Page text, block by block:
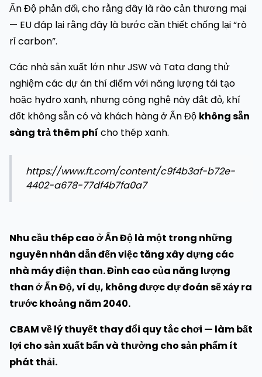
Ấn Độ phản đối, cho rằng đây là rào cản thương mại
— EU đáp lại rằng đây là bước cần thiết chống lại “rò
rỉ carbon”.
Các nhà sản xuất lớn như JSW và Tata đang thử
nghiệm các dự án thí điểm với năng lượng tái tạo
hoặc hydro xanh, nhưng công nghệ này đắt đỏ, khí
đốt không sẵn có và khách hàng ở Ấn Độ không sẵn
sàng trả thêm phí cho thép xanh.
https://www.ft.com/content/c9f4b3af-b72e-
4402-a678-77df4b7fa0a7
Nhu cầu thép cao ở Ấn Độ là một trong những
nguyên nhân dẫn đến việc tăng xây dựng các
nhà máy điện than. Đỉnh cao của năng lượng
than ở Ấn Độ, ví dụ, không được dự đoán sẽ xảy ra
trước khoảng năm 2040.
CBAM về lý thuyết thay đổi quy tắc chơi — làm bất
lợi cho sản xuất bẩn và thưởng cho sản phẩm ít
phát thải.